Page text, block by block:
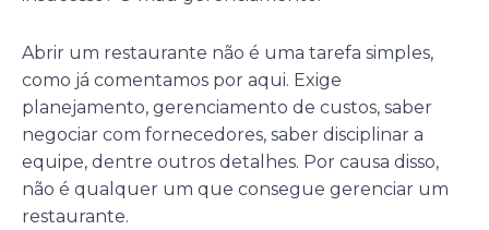
Abrir um restaurante não é uma tarefa simples,
como já comentamos por aqui. Exige
planejamento, gerenciamento de custos, saber
negociar com fornecedores, saber disciplinar a
equipe, dentre outros detalhes. Por causa disso,
não é qualquer um que consegue gerenciar um
restaurante.